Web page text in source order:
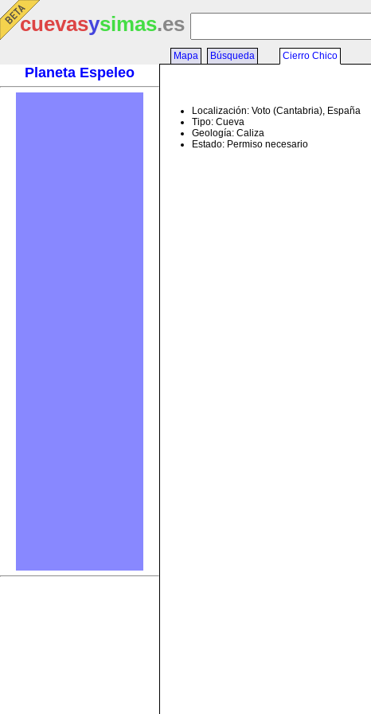
cuevasysimas.es
Planeta Espeleo
Mapa Búsqueda Cierro Chico
Localización: Voto (Cantabria), España
Tipo: Cueva
Geología: Caliza
Estado: Permiso necesario